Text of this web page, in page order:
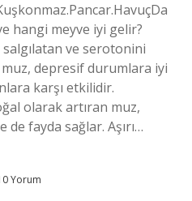
hangi meyve iyi gelir?
ve serotonini
depresif durumlara iyi
karşı etkilidir.
olarak artıran muz,
fayda sağlar. Aşırı…
Yorum